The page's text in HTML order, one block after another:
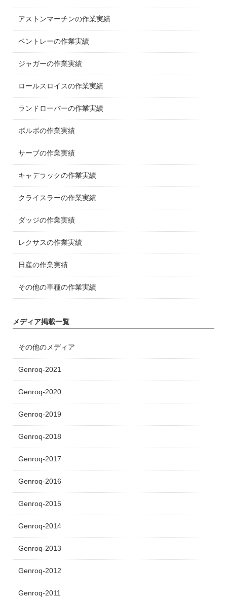
アストンマーチンの作業実績
ベントレーの作業実績
ジャガーの作業実績
ロールスロイスの作業実績
ランドローバーの作業実績
ボルボの作業実績
サーブの作業実績
キャデラックの作業実績
クライスラーの作業実績
ダッジの作業実績
レクサスの作業実績
日産の作業実績
その他の車種の作業実績
メディア掲載一覧
その他のメディア
Genroq-2021
Genroq-2020
Genroq-2019
Genroq-2018
Genroq-2017
Genroq-2016
Genroq-2015
Genroq-2014
Genroq-2013
Genroq-2012
Genroq-2011